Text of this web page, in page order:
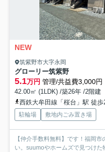
NEW
筑紫野市大字永岡
グローリー筑紫野
5.1万円 管理/共益費3,000円
42.00㎡ (1LDK) /築26年 /2階建
西鉄大牟田線「桜台」駅 徒歩
駐輪場 敷地内ごみ置き場
【仲介手数料無料】です！福岡
い。suumoやホームズで見つけた